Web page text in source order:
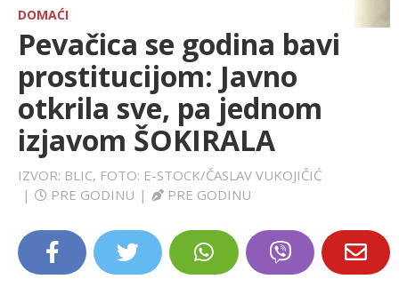
HRONIKA
FARMERI
TV
SPORT
LIFESTYLE
EXTRA
DOMAĆI
Pevačica se godina bavi
prostitucijom: Javno
otkrila sve, pa jednom
izjavom ŠOKIRALA
IZVOR: BLIC, FOTO: E-STOCK/ČASLAV VUKOJIČIĆ
|
PRE GODINU | PRE GODINU